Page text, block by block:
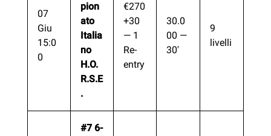
07
Giu
15:0
0
pion
ato
Italia
no
H.O.
R.S.E
.
€270
+30
— 1
Re-
entry
30.0
00 —
30′
9
livelli
#7 6-